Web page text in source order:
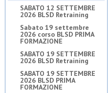
SABATO 12 SETTEMBRE
2026 BLSD Retraining
Sabato 19 settembre
2026 corso BLSD PRIMA
FORMAZIONE
SABATO 19 SETTEMBRE
2026 BLSD Retraining
SABATO 19 SETTEMBRE
2026 BLSD PRIMA
FORMAZIONE